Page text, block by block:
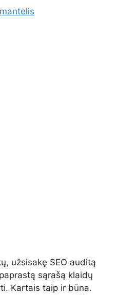
mantelis
užsisakę SEO auditą
sąrašą klaidų
Kartais taip ir būna.